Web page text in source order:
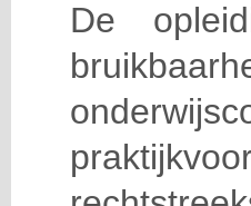
De